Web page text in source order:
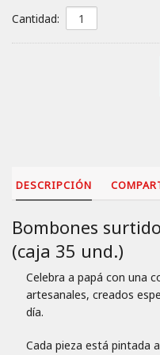
Cantidad:
DESCRIPCIÓN
Bombones
(caja 35 und.)
Celebra a papá con una
artesanales, creados
día.
Cada pieza está pintada